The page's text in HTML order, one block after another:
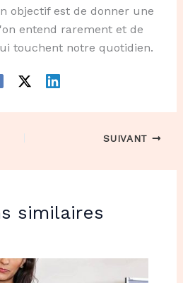
objectif est de donner une
entend rarement et de
touchent notre quotidien.
SUIVANT
similaires